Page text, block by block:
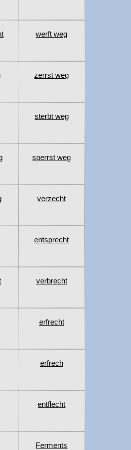
werft weg
zerrst weg
sterbt weg
sperrst weg
verzecht
entsprecht
verbrecht
erfrecht
erfrech
entflecht
Ferments